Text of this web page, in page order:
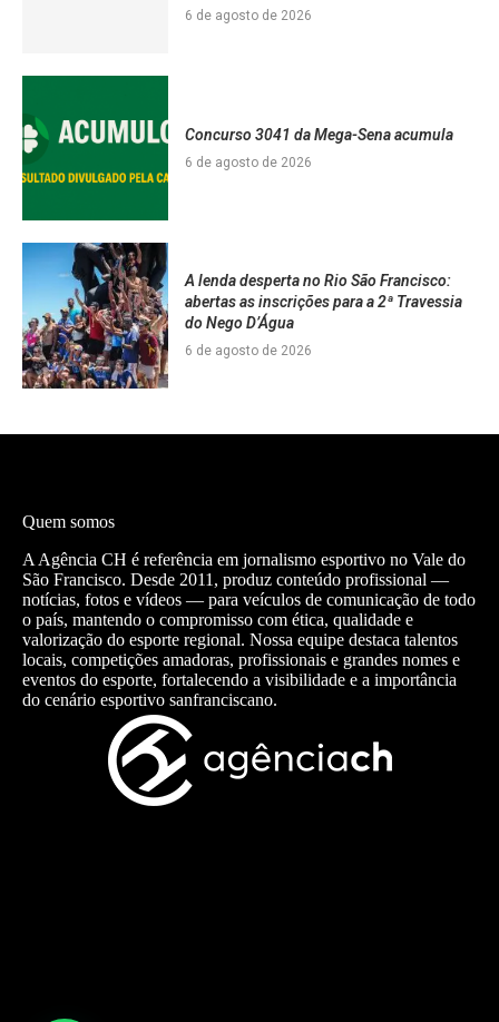
6 de agosto de 2026
Concurso 3041 da Mega-Sena acumula
6 de agosto de 2026
A lenda desperta no Rio São Francisco:
abertas as inscrições para a 2ª Travessia
do Nego D’Água
6 de agosto de 2026
Quem somos
A Agência CH é referência em jornalismo esportivo no Vale do
São Francisco. Desde 2011, produz conteúdo profissional —
notícias, fotos e vídeos — para veículos de comunicação de todo
o país, mantendo o compromisso com ética, qualidade e
valorização do esporte regional. Nossa equipe destaca talentos
locais, competições amadoras, profissionais e grandes nomes e
eventos do esporte, fortalecendo a visibilidade e a importância
do cenário esportivo sanfranciscano.